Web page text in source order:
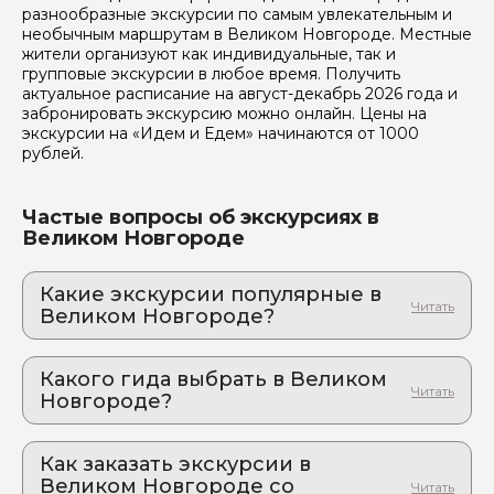
разнообразные экскурсии по самым увлекательным и
необычным маршрутам в Великом Новгороде. Местные
жители организуют как индивидуальные, так и
групповые экскурсии в любое время. Получить
актуальное расписание на август-декабрь 2026 года и
забронировать экскурсию можно онлайн. Цены на
экскурсии на «Идем и Едем» начинаются от 1000
рублей.
Частые вопросы об экскурсиях в
Великом Новгороде
Какие экскурсии популярные в
Великом Новгороде?
экскурсия по старому городу
Возможность прочувствовать дух древней Руси
2. Русь изначальная: Господин Великий
Новгород
Древний град на Волхове: там, где звонили
вечевые колокола
Какого гида выбрать в Великом
Новгороде?
2. Наталья.Ш 417
Как заказать экскурсии в
Великом Новгороде со